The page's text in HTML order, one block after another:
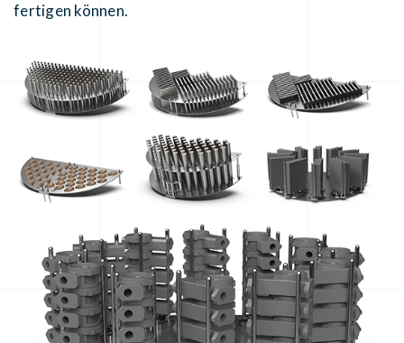
fertigen können.